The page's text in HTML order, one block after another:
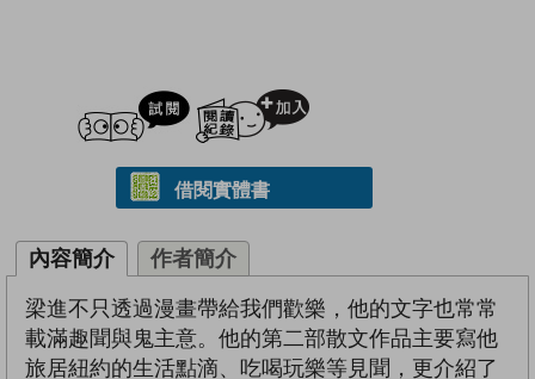
試閲
借閱實體書
內容簡介 作者簡介
梁進不只透過漫畫帶給我們歡樂，他的文字也常常
載滿趣聞與鬼主意。他的第二部散文作品主要寫他
旅居紐約的生活點滴、吃喝玩樂等見聞，更介紹了